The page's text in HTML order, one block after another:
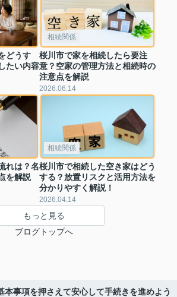
どうす
たい内容
相続関係
桜川市で家を相続したら要注
意？空家の管理方法と相続時の
注意点を解説
2026.06.14
れは？名
を解説
相続関係
桜川市で相続した空き家はどう
する？放置リスクと活用方法を
分かりやすく解説！
2026.04.14
もっと見る
ブログトップへ
事項を押さえて安心して手続きを進めよう